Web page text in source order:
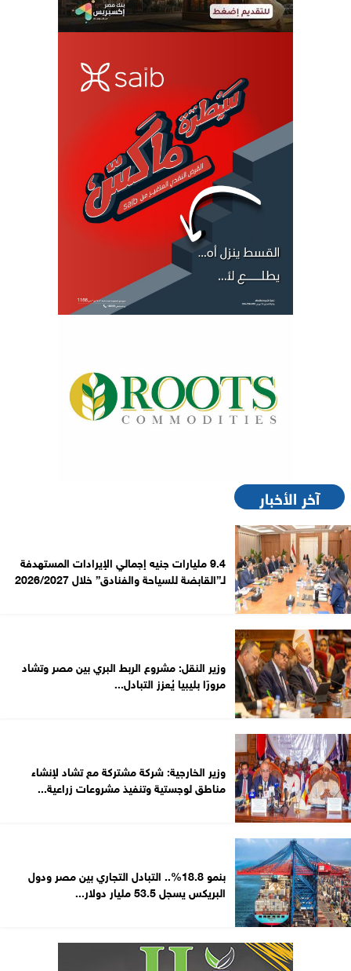
آخر الأخبار
9.4 مليارات جنيه إجمالي الإيرادات المستهدفة
لـ”القابضة للسياحة والفنادق” خلال 2026/2027
وزير النقل: مشروع الربط البري بين مصر وتشاد
مرورًا بليبيا يُعزز التبادل...
وزير الخارجية: شركة مشتركة مع تشاد لإنشاء
مناطق لوجستية وتنفيذ مشروعات زراعية...
بنمو 18.8%.. التبادل التجاري بين مصر ودول
البريكس يسجل 53.5 مليار دولار...